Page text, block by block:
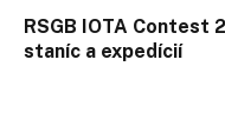
RSGB IOTA Contest
staníc a expedícií